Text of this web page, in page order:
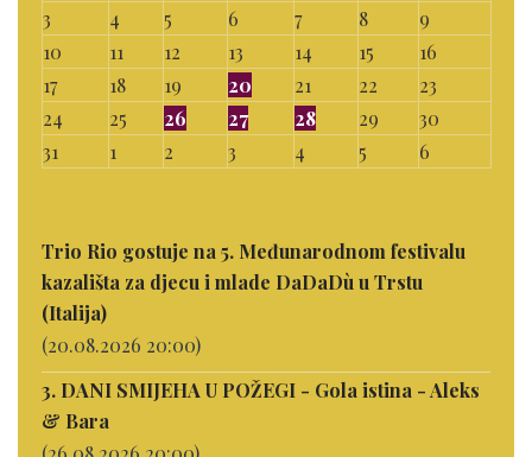
3
4 5 6 7 8
9
10
11 12 13 14 15
16
17
18 19 20 21 22
23
24
25 26 27 28 29
30
31
1 2 3 4 5 6
Trio Rio gostuje na 5. Međunarodnom festivalu
kazališta za djecu i mlade DaDaDù u Trstu
(Italija)
(20.08.2026 20:00)
3. DANI SMIJEHA U POŽEGI - Gola istina - Aleks
& Bara